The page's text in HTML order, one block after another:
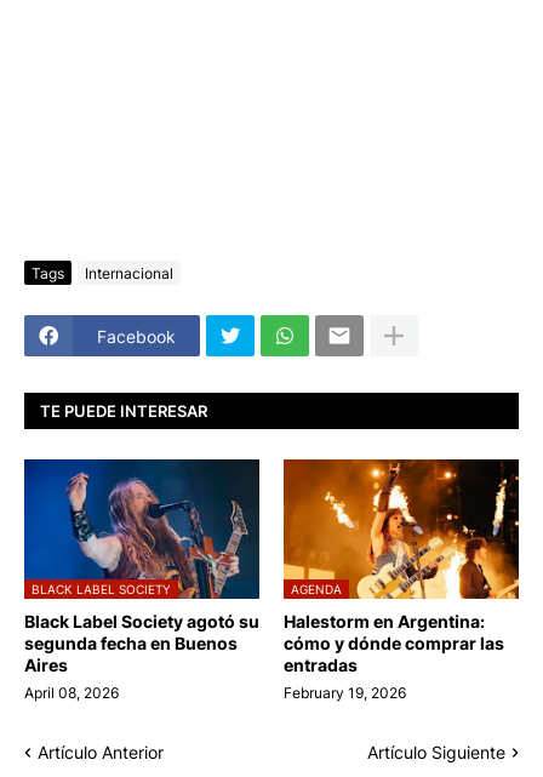
Tags Internacional
Facebook
TE PUEDE INTERESAR
BLACK LABEL SOCIETY
Black Label Society agotó su
segunda fecha en Buenos
Aires
April 08, 2026
AGENDA
Halestorm en Argentina:
cómo y dónde comprar las
entradas
February 19, 2026
Artículo Anterior Artículo Siguiente